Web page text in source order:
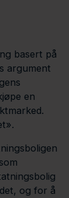
basert på
argument
en
og for å